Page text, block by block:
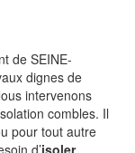
de SEINE-
dignes de
intervenons
combles. Il
pour tout autre
d’isoler